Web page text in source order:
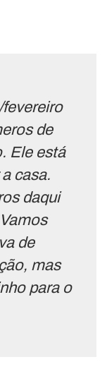
de
Ele está
casa.
daqui
de
mas
para o